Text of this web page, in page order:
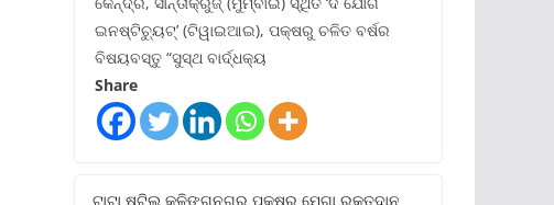
ଇନଷ୍ଟିଚ୍ୟୁଟ୍‌’ (ଟିୱାଇଆଇ), ପକ୍ଷରୁ ଚଳିତ ବର୍ଷର
ବିଷୟବସ୍ତୁ “ସୁସ୍ଥ ବାର୍ଦ୍ଧକ୍ୟ
Share
ଟାଟା ଷ୍ଟିଲ୍‌ କଳିଙ୍ଗନଗର ପକ୍ଷରୁ ମେଗା ରକ୍ତଦାନ